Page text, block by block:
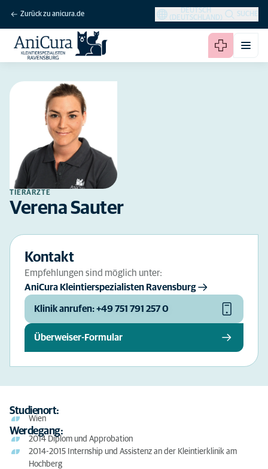
Zurück zu anicura.de
DEUTSCH
(DEUTSCHLAND)
SUCHE
TIERÄRZTE
Verena Sauter
Kontakt
Empfehlungen sind möglich unter:
AniCura Kleintierspezialisten Ravensburg
Klinik anrufen: +49 751 791 257 0
Überweiser-Formular
Studienort:
Wien
Werdegang:
2014 Diplom und Approbation
2014-2015 Internship und Assistenz an der Kleintierklinik am
Hochberg